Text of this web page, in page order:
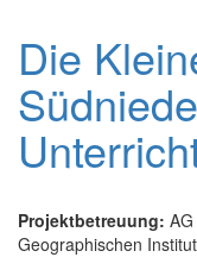
Die
Projektbetreuung:
Geographischen